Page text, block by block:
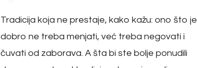
Tradicija koja ne prestaje, kako kažu: ono što je
dobro ne treba menjati, već treba negovati i
čuvati od zaborava. A šta bi ste bolje ponudili